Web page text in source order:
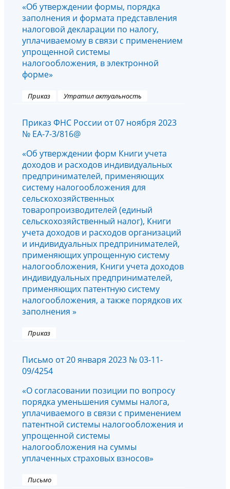
«Об утверждении формы, порядка
заполнения и формата представления
налоговой декларации по налогу,
уплачиваемому в связи с применением
упрощенной системы
налогообложения, в электронной
форме»
Приказ Утратил актуальность
Приказ ФНС России от 07 ноября 2023
№ ЕА-7-3/816@
«Об утверждении форм Книги учета
доходов и расходов индивидуальных
предпринимателей, применяющих
систему налогообложения для
сельскохозяйственных
товаропроизводителей (единый
сельскохозяйственный налог), Книги
учета доходов и расходов организаций
и индивидуальных предпринимателей,
применяющих упрощенную систему
налогообложения, Книги учета доходов
индивидуальных предпринимателей,
применяющих патентную систему
налогообложения, а также порядков их
заполнения »
Приказ
Письмо от 20 января 2023 № 03-11-
09/4254
«О согласовании позиции по вопросу
порядка уменьшения суммы налога,
уплачиваемого в связи с применением
патентной системы налогообложения и
упрощенной системы
налогообложения на суммы
уплаченных страховых взносов»
Письмо